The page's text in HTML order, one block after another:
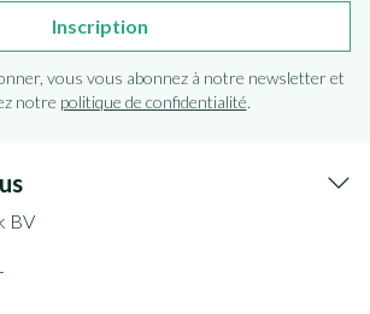
Inscription
vous vous abonnez à notre newsletter et
notre politique de confidentialité.
BV